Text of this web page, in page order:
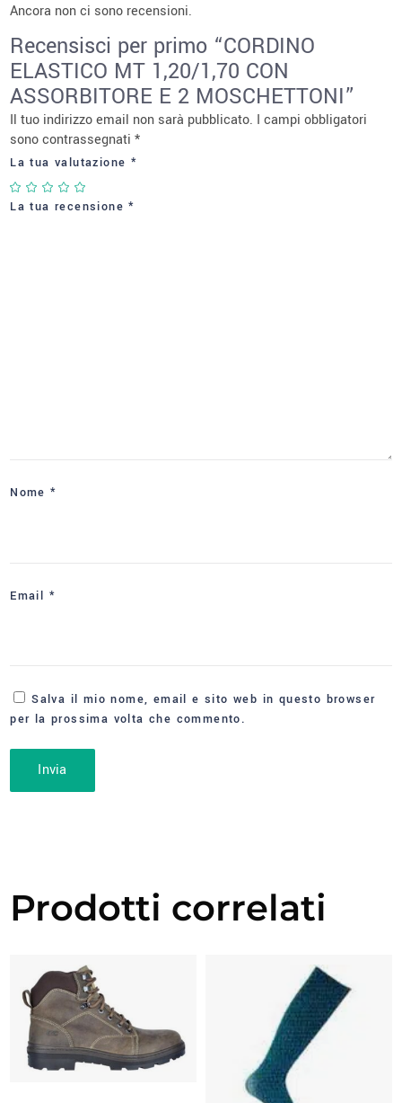
Ancora non ci sono recensioni.
Recensisci per primo “CORDINO
ELASTICO MT 1,20/1,70 CON
ASSORBITORE E 2 MOSCHETTONI”
Il tuo indirizzo email non sarà pubblicato. I campi obbligatori
sono contrassegnati*
La tua valutazione *
La tua recensione*
Nome*
Email *
Salva il mio nome, email e sito web in questo browser
per la prossima volta che commento.
Prodotti correlati